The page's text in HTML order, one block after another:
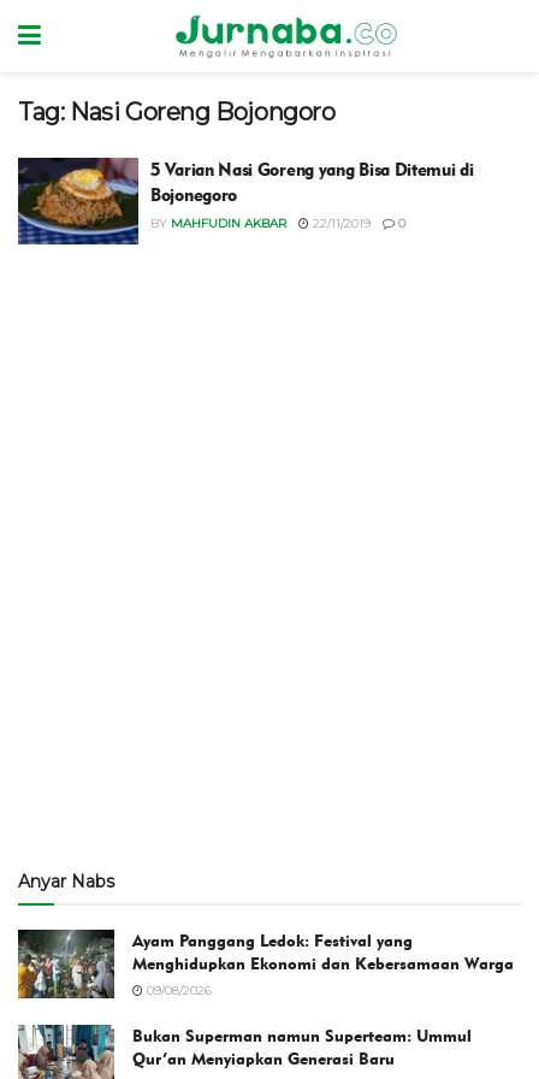
Tag: Nasi Goreng Bojongoro
5 Varian Nasi Goreng yang Bisa Ditemui di
Bojonegoro
BY MAHFUDIN AKBAR 22/11/2019 0
Anyar Nabs
Ayam Panggang Ledok: Festival yang
Menghidupkan Ekonomi dan Kebersamaan Warga
09/08/2026
Bukan Superman namun Superteam: Ummul
Qur’an Menyiapkan Generasi Baru